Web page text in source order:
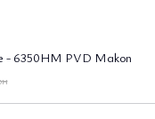
- 6350HM PVD Makon